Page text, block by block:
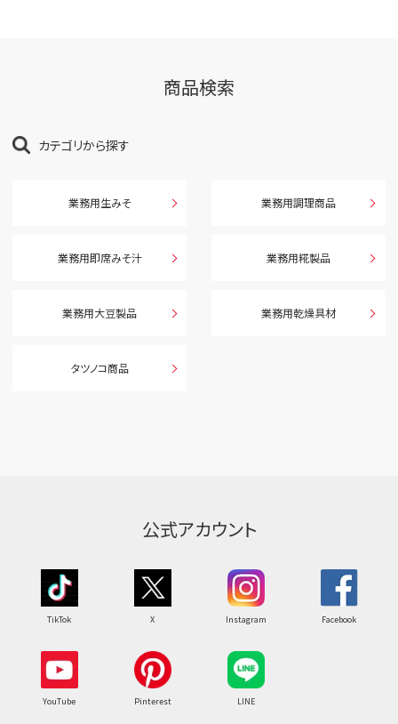
商品検索
カテゴリから探す
業務用生みそ 業務用調理商品
業務用即席みそ汁 業務用糀製品
業務用大豆製品 業務用乾燥具材
タツノコ商品
公式アカウント
TikTok X Instagram Facebook
YouTube Pinterest LINE